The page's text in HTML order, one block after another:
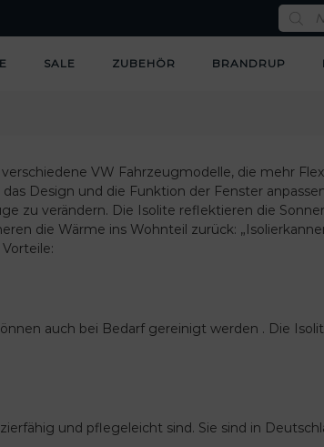
P
o
u
c
h
SALE ZUBEHÖR BRANDRUP
VW Fahrzeugmodelle, die mehr
Design und die Funktion der Fenster
zu verändern. Die Isolite reflektieren die
die Wärme ins Wohnteil zurück:
auch bei Bedarf gereinigt werden . Die
und pflegeleicht sind. Sie sind in